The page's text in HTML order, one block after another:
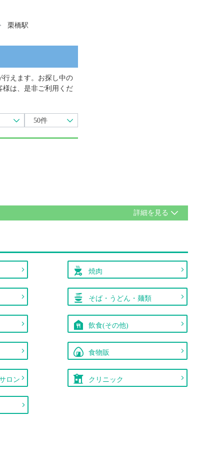
栗橋駅
行えます。お探し中の
様は、是非ご利用くだ
50件
焼肉
そば・うどん・麺類
飲食(その他)
食物販
ロン クリニック